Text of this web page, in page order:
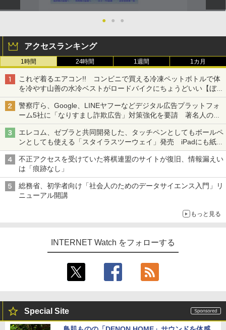
● ● ●
アクセスランキング
1時間 24時間 1週間 1カ月
これぞ着るエアコン!! コンビニで買える冷凍ペットボトルで体
を冷やす山善の水冷ベストがロードバイクにちょうどいい【ぼっ
ち・ざ・ろーど！その14】【空いた時間でなにしてる？】
警察庁ら、Google、LINEヤフーなどデジタル広告プラットフォ
ーム5社に「なりすまし詐欺広告」対策強化を要請 著名人の写
真や映像を使った投資詐欺などへの対策として
エレコム、ゼブラと共同開発した、タッチペンとしてもボールペ
ンとしても使える「スタイラスツーウェイ」発売 iPadにも紙に
も、持ち替えずに書き込める
不正アクセスを受けていた将棋連盟のサイトが復旧、情報漏えい
は「痕跡なし」
総務省、初学者向け「社会人のためのデータサイエンス入門」リ
ニューアル開講
もっと見る
INTERNET Watch をフォローする
Special Site